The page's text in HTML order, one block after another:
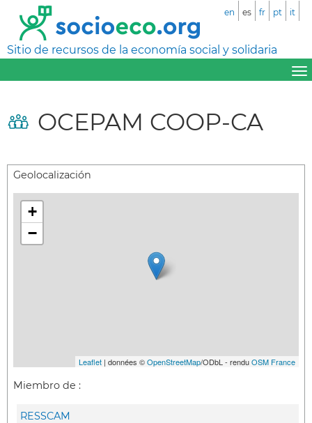
Sitio de recursos de la economía social y solidaria
en es fr pt it
OCEPAM COOP-CA
Geolocalización
+
−
Leaflet | données ©OpenStreetMap/ODbL - renduOSM France
Miembro de :
RESSCAM